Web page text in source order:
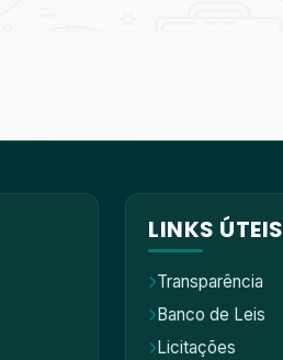
LINKS ÚTEIS
Transparência
Banco de Leis
Licitações